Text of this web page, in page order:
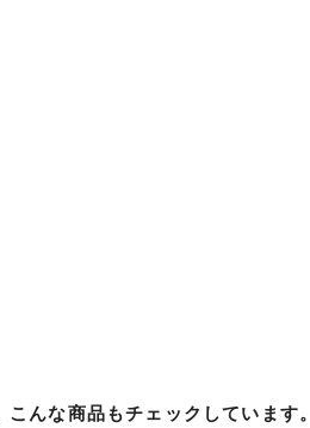
んな商品もチェックしています。